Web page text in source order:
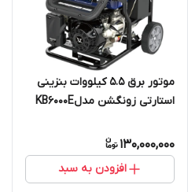
موتور برق 5.5 کیلووات بنزینی
استارتی زونگشن مدلKB6000E
130,000,000
افزودن به سبد